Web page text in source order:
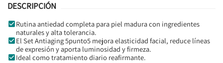
DESCRIPCIÓN
Rutina antiedad completa para piel madura con ingredientes
naturales y alta tolerancia.
El Set Antiaging 5punto5 mejora elasticidad facial, reduce líneas
de expresión y aporta luminosidad y firmeza.
Ideal como tratamiento diario reafirmante.